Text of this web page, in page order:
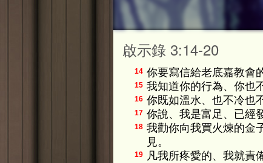
啟示錄 3:14-20
14 你要寫信給老底嘉教會
15 我知道你的行為、你也
16 你既如溫水、也不冷也
17 你說、我是富足、已經
18 我勸你向我買火煉的金
見。
19 凡我所疼愛的、我就責